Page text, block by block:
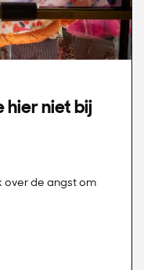
hier niet bij
over de angst om